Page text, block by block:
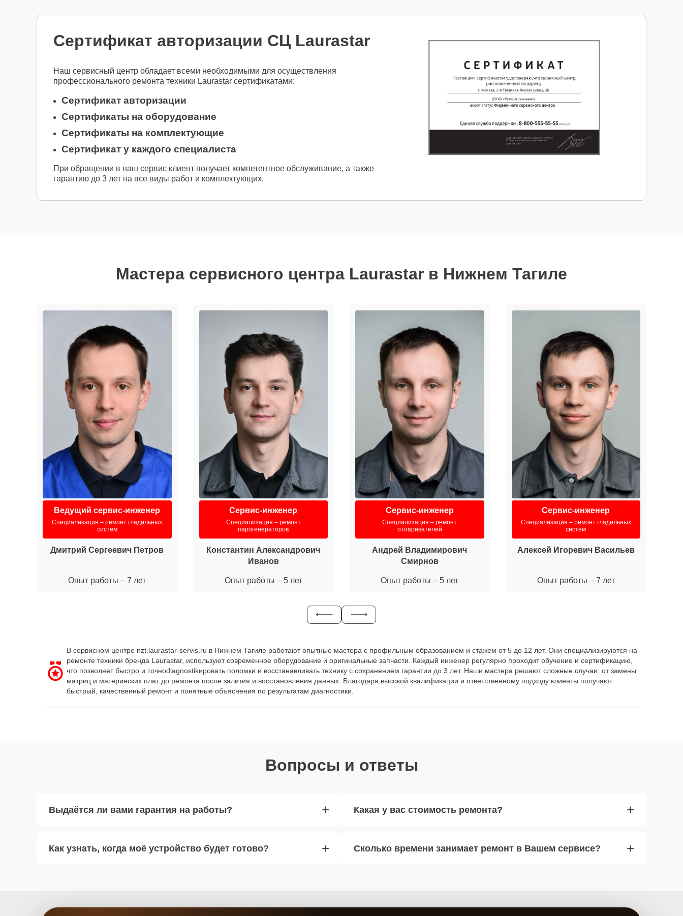
Сертификат авторизации СЦ Laurastar
Наш сервисный центр обладает всеми необходимыми для осуществления
профессионального ремонта техники Laurastar сертификатами:
Сертификат авторизации
Сертификаты на оборудование
Сертификаты на комплектующие
Сертификат у каждого специалиста
При обращении в наш сервис клиент получает компетентное обслуживание, а также
гарантию до 3 лет на все виды работ и комплектующих.
Мастера сервисного центра Laurastar в Нижнем Тагиле
Ведущий сервис-инженер
Специализация – ремонт гладильных
систем
Дмитрий Сергеевич Петров
Опыт работы – 7 лет
Сервис-инженер
Специализация – ремонт
парогенераторов
Константин Александрович
Иванов
Опыт работы – 5 лет
Сервис-инженер
Специализация – ремонт
отпаривателей
Андрей Владимирович
Смирнов
Опыт работы – 5 лет
Сервис-инженер
Специализация – ремонт гладильных
систем
Алексей Игоревич Васильев
Опыт работы – 7 лет
В сервисном центре nzt.laurastar-servis.ru в Нижнем Тагиле работают опытные мастера с профильным образованием и стажем от 5 до 12 лет. Они специализируются на
ремонте техники бренда Laurastar, используют современное оборудование и оригинальные запчасти. Каждый инженер регулярно проходит обучение и сертификацию,
что позволяет быстро и точноdiagnostikировать поломки и восстанавливать технику с сохранением гарантии до 3 лет. Наши мастера решают сложные случаи: от замены
матриц и материнских плат до ремонта после залития и восстановления данных. Благодаря высокой квалификации и ответственному подходу клиенты получают
быстрый, качественный ремонт и понятные объяснения по результатам диагностики.
Вопросы и ответы
Выдаётся ли вами гарантия на работы? +
Как узнать, когда моё устройство будет готово? +
Какая у вас стоимость ремонта? +
Сколько времени занимает ремонт в Вашем сервисе? +